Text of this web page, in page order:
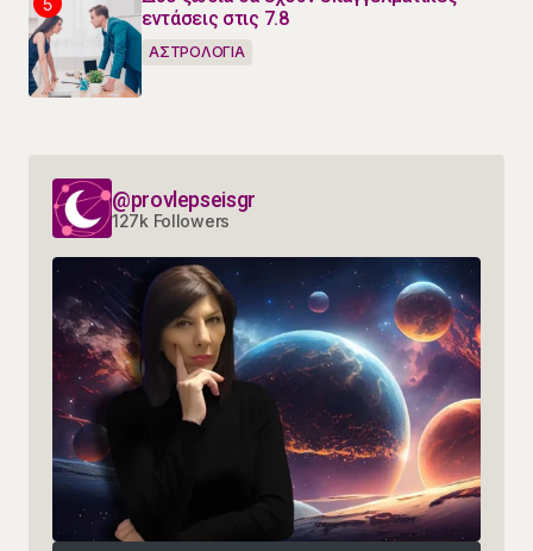
εντάσεις στις 7.8
ΑΣΤΡΟΛΟΓΙΑ
@provlepseisgr
127k Followers